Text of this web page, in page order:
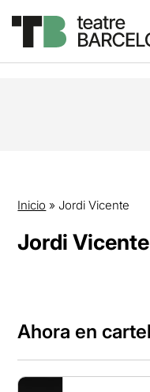
Inicio » Jordi Vicente
Jordi Vicente
Ahora en cartel